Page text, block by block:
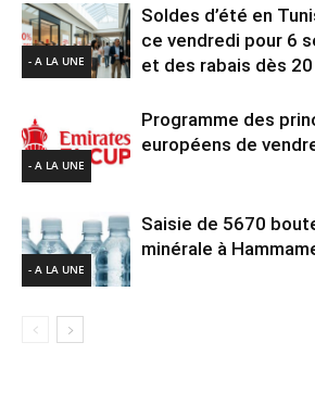
- A LA UNE
Soldes d’été en
ce vendredi pour 6
et des rabais dès 20
- A LA UNE
Programme des
européens de
- A LA UNE
Saisie de 5670
minérale à